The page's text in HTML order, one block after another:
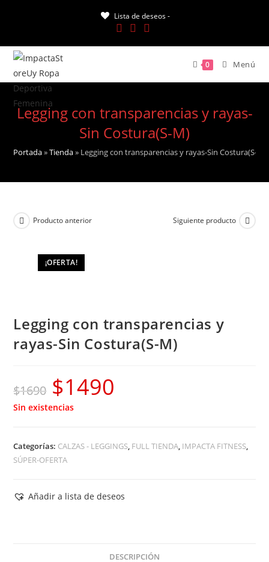
Lista de deseos -
0 Menú
Legging con transparencias y rayas-
Sin Costura(S-M)
Portada»Tienda» Legging con transparencias y rayas-Sin Costura(S-M)
¡OFERTA!
Producto anterior Siguiente producto
Legging con transparencias y
rayas-Sin Costura(S-M)
$1690 El
precio
$1690.
$1490
Sin existencias
Categorías: CALZAS - LEGGINGS, FULL TIENDA, IMPACTA FITNESS,
SÚPER-OFERTA
Añadir a lista de deseos
DESCRIPCIÓN